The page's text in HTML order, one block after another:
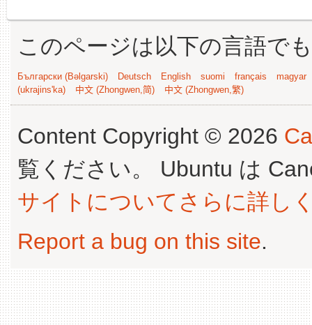
このページは以下の言語で
Български (Bəlgarski) Deutsch English suomi français
magyar
(ukrajins'ka)
中文 (Zhongwen,简) 中文 (Zhongwen,繁)
Content Copyright © 2026
覧ください。 Ubuntu は
サイトについてさらに詳し
Report a bug on this site.